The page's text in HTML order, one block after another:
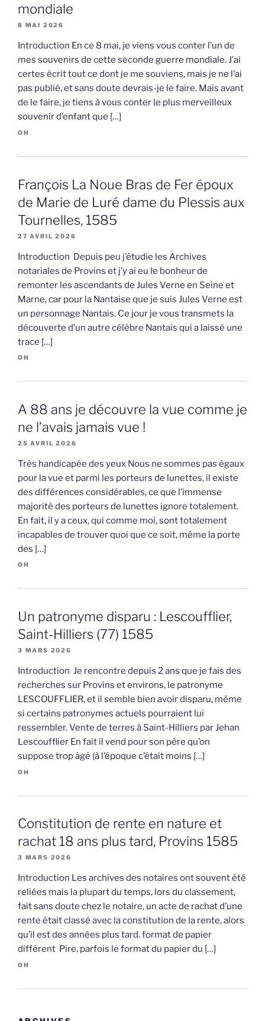
mondiale
8 MAI 2026
Introduction En ce 8 mai, je viens vous conter l’un de
mes souvenirs de cette seconde guerre mondiale. J’ai
certes écrit tout ce dont je me souviens, mais je ne l’ai
pas publié, et sans doute devrais-je le faire. Mais avant
de le faire, je tiens à vous conter le plus merveilleux
souvenir d’enfant que […]
OH
François La Noue Bras de Fer époux
de Marie de Luré dame du Plessis aux
Tournelles, 1585
27 AVRIL 2026
Introduction Depuis peu j’étudie les Archives
notariales de Provins et j’y ai eu le bonheur de
remonter les ascendants de Jules Verne en Seine et
Marne, car pour la Nantaise que je suis Jules Verne est
un personnage Nantais. Ce jour je vous transmets la
découverte d’un autre célèbre Nantais qui a laissé une
trace […]
OH
A 88 ans je découvre la vue comme je
ne l’avais jamais vue !
25 AVRIL 2026
Très handicapée des yeux Nous ne sommes pas égaux
pour la vue et parmi les porteurs de lunettes, il existe
des différences considérables, ce que l’immense
majorité des porteurs de lunettes ignore totalement.
En fait, il y a ceux, qui comme moi, sont totalement
incapables de trouver quoi que ce soit, même la porte
des […]
OH
Un patronyme disparu : Lescoufflier,
Saint-Hilliers (77) 1585
3 MARS 2026
Introduction Je rencontre depuis 2 ans que je fais des
recherches sur Provins et environs, le patronyme
LESCOUFFLIER, et il semble bien avoir disparu, même
si certains patronymes actuels pourraient lui
ressembler. Vente de terres à Saint-Hilliers par Jehan
Lescoufflier En fait il vend pour son père qu’on
suppose trop âgé (à l’époque c’était moins […]
OH
Constitution de rente en nature et
rachat 18 ans plus tard, Provins 1585
3 MARS 2026
Introduction Les archives des notaires ont souvent été
reliées mais la plupart du temps, lors du classement,
fait sans doute chez le notaire, un acte de rachat d’une
rente était classé avec la constitution de la rente, alors
qu’il est des années plus tard. format de papier
différent Pire, parfois le format du papier du […]
OH